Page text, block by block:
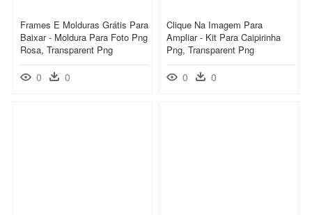
Frames E Molduras Grátis Para
Baixar - Moldura Para Foto Png
Rosa, Transparent Png
0 0
Clique Na Imagem Para
Ampliar - Kit Para Caipirinha
Png, Transparent Png
0 0